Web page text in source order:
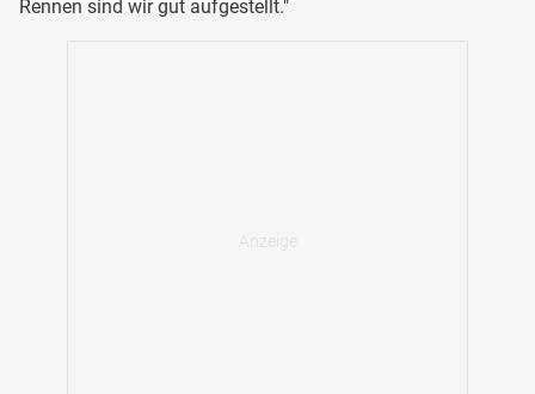
Rennen sind wir gut aufgestellt."